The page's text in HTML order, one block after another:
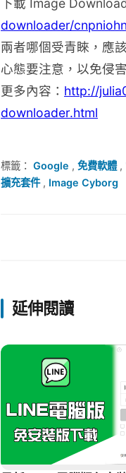
下載 Image
downloader/
兩者哪個受青睞，應
心態要注意，以免侵
更多內容： http://
downloader.html
標籤： Google , 免費軟體,
擴充套件, Image Cyborg
延伸閱讀